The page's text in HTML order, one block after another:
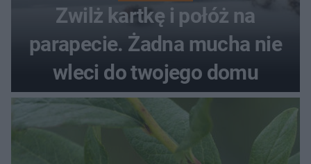
Zwilż kartkę i połóż na
parapecie. Żadna mucha nie
wleci do twojego domu